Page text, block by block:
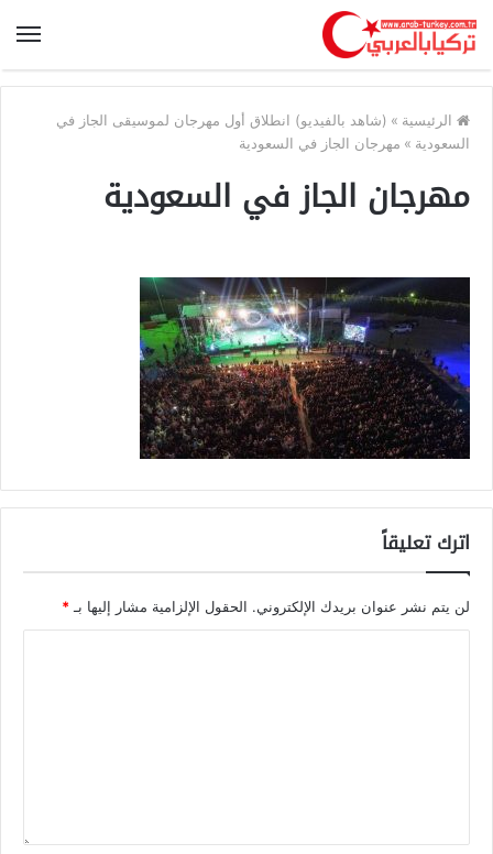
الرئيسية » (شاهد بالفيديو) انطلاق أول مهرجان لموسيقى الجاز في
السعودية » مهرجان الجاز في السعودية
مهرجان الجاز في السعودية
اترك تعليقاً
لن يتم نشر عنوان بريدك الإلكتروني. الحقول الإلزامية مشار إليها بـ *